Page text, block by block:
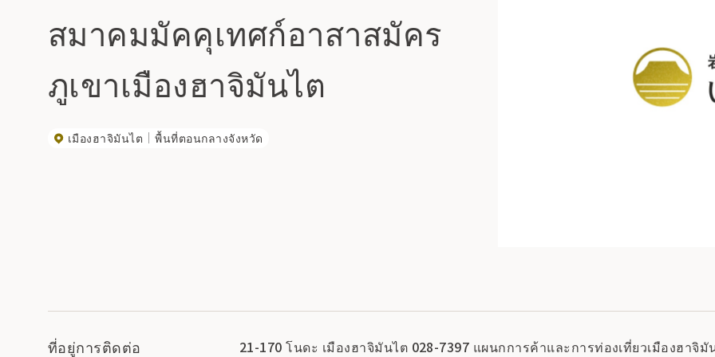
สมาคมมัคคุเทศก์อาสาสมัคร
ภูเขาเมืองฮาจิมันไต
เมืองฮาจิมันไต พื้นที่ตอนกลางจังหวัด
ที่อยู่การติดต่อ 21-170 โนดะ เมืองฮาจิมันไต 028-7397 แผนกการค้าและการท่องเที่ยวเมืองฮาจิมั